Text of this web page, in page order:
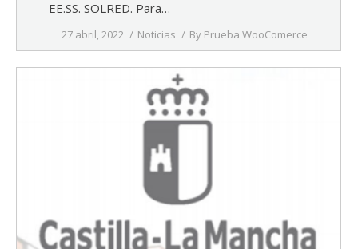
EE.SS. SOLRED. Para…
27 abril, 2022 Noticias By Prueba WooComerce